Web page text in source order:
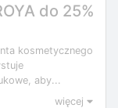
do 25%
kosmetycznego
aby...
więcej